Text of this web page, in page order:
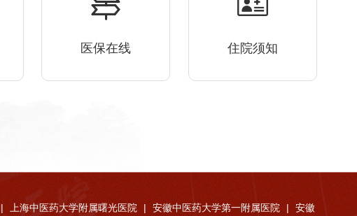
医保在线 住院须知
| 上海中医药大学附属曙光医院 | 安徽中医药大学第一附属医院 | 安徽